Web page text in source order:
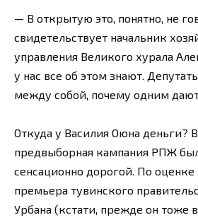
— В открытую это, понятно, не
свидетельствует начальник
управления Великого хурала
у нас все об этом знают.
между собой, почему одним
Откуда у Василия Оюна деньги?
предвыборная кампания РПЖ
сенсационно дорогой. По
премьера тувинского
Урбана (кстати, прежде он тоже